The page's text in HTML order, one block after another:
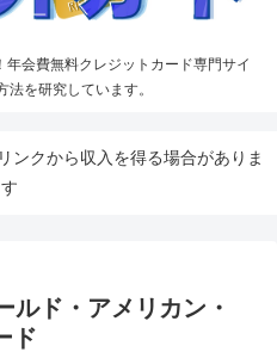
会費無料クレジットカード専門サイ
法を研究しています。
ンクから収入を得る場合がありま
す
ルド・アメリカン・
ド